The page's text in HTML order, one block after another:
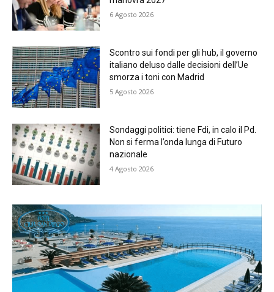
6 Agosto 2026
Scontro sui fondi per gli hub, il governo
italiano deluso dalle decisioni dell’Ue
smorza i toni con Madrid
5 Agosto 2026
Sondaggi politici: tiene Fdi, in calo il Pd.
Non si ferma l’onda lunga di Futuro
nazionale
4 Agosto 2026